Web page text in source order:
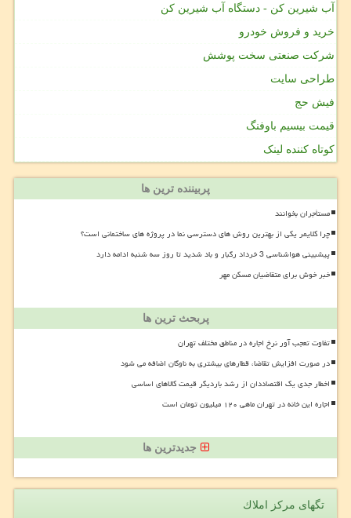
آب شیرین کن - دستگاه آب شیرین کن
خرید و فروش خودرو
شرکت صنعتی سخت پوشش
طراحی سایت
فیش حج
قیمت بیسیم باوفنگ
کوتاه کننده لینک
پربیننده ترین ها
مستأجران بخوانند
چرا کلایمر یکی از بهترین روش های دسترسی نما در پروژه های ساختمانی است؟
پیشبینی هواشناسی 3 خرداد رگبار و باد شدید تا روز سه شنبه ادامه دارد
خبر خوش برای متقاضیان مسکن مهر
پربحث ترین ها
تفاوت تعجب آور نرخ اجاره در مناطق مختلف تهران
در صورت افزایش تقاضا، قطارهای بیشتری به ناوگان اضافه می شود
اخطار جدی یک اقتصاددان از رشد باردیگر قیمت کالاهای اساسی
اجاره این خانه در تهران ماهی ۱۲۰ میلیون تومان است
جدیدترین ها
تگهای مركز املاك